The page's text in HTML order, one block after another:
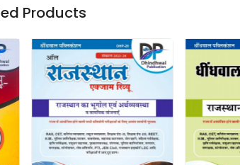
Products
Loading...